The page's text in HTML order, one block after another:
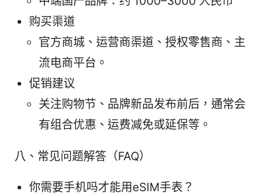
购买渠道
官方商城、运营商渠道、授权零售商、主
流电商平台。
促销建议
关注购物节、品牌新品发布前后，通常会
有组合优惠、运费减免或延保等。
八、常见问题解答（FAQ）
你需要手机吗才能用eSIM手表？